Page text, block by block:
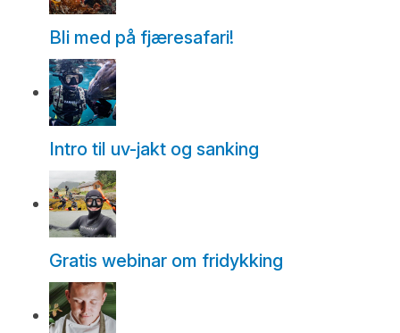
Bli med på fjæresafari!
Intro til uv-jakt og sanking
Gratis webinar om fridykking